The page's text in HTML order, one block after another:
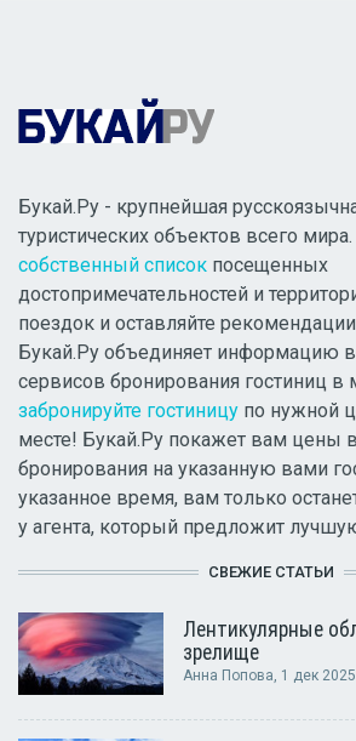
Букай.Ру - крупнейшая
туристических объектов всего
собственный список посещенных
достопримечательностей и
поездок и оставляйте
Букай.Ру объединяет информацию
сервисов бронирования гостиниц в
забронируйте гостиницу по нужной
месте! Букай.Ру покажет вам цены
бронирования на указанную вами
указанное время, вам только
у агента, который предложит
СВЕЖИЕ СТАТЬИ
Лентикулярные
зрелище
Анна Попова, 1 дек